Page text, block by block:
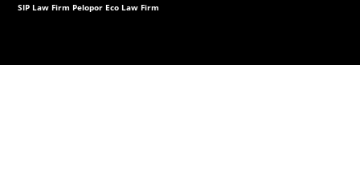
SIP Law Firm Pelopor Eco Law Firm